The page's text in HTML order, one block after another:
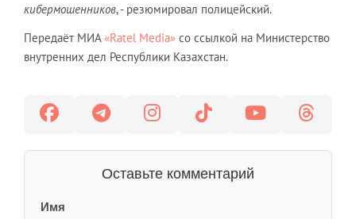
кибермошенников, - резюмировал полицейский.
Передаёт МИА «Ratel Media» со ссылкой на Министерство
внутренних дел Республики Казахстан.
Оставьте комментарий
Имя